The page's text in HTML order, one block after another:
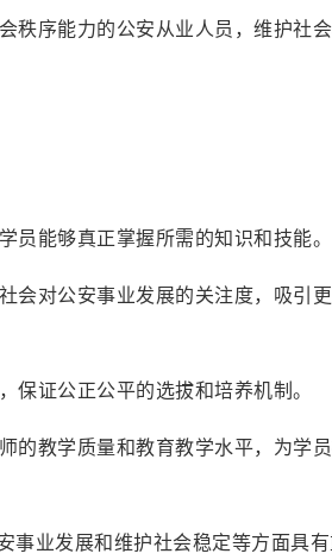
秩序能力的公安从业人员，维护社
能够真正掌握所需的知识和技能。
会对公安事业发展的关注度，吸引
证公正公平的选拔和培养机制。
的教学质量和教育教学水平，为学
事业发展和维护社会稳定等方面具